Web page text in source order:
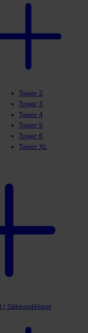
Tower 2
Tower 3
Tower 4
Tower 5
Tower 6
Tower XL
| Säkinpidikkeet